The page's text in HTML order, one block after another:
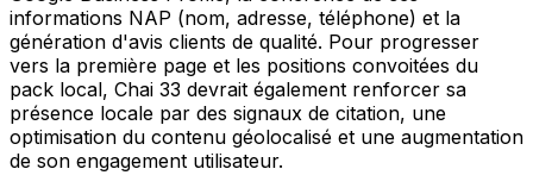
informations NAP (nom, adresse, téléphone) et la
génération d'avis clients de qualité. Pour progresser
vers la première page et les positions convoitées du
pack local, Chai 33 devrait également renforcer sa
présence locale par des signaux de citation, une
optimisation du contenu géolocalisé et une augmentation
de son engagement utilisateur.